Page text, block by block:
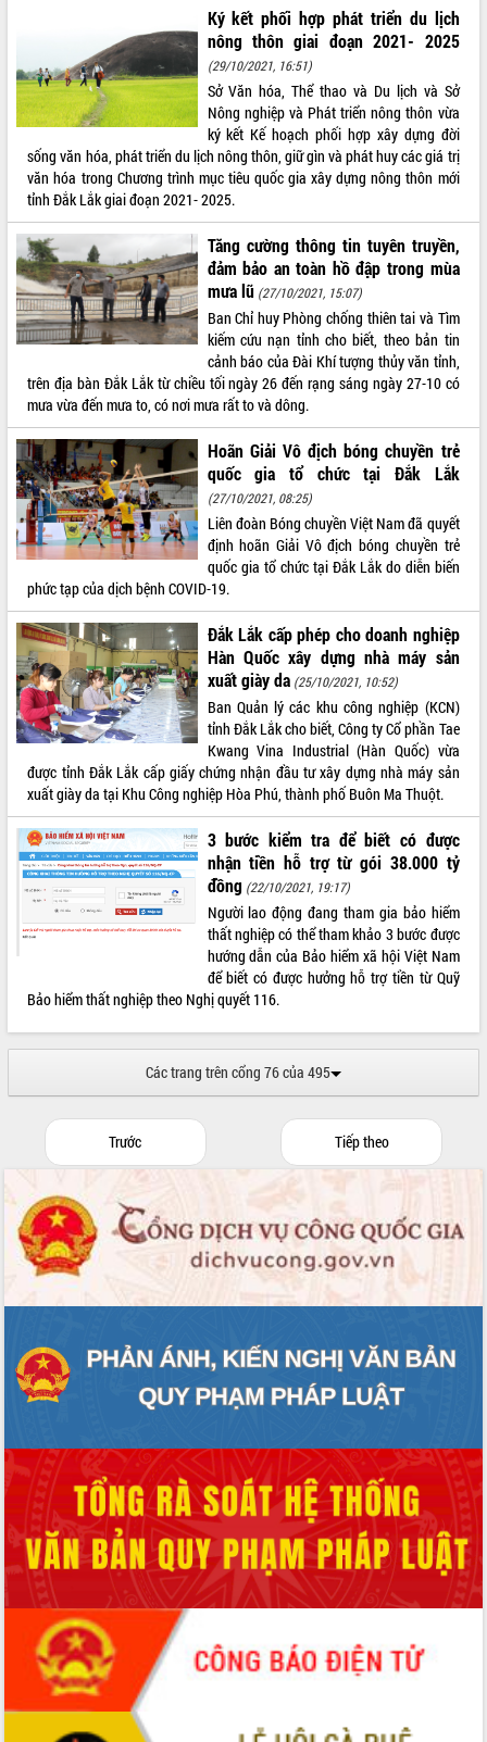
LIÊN KẾT WEB
THỐNG KÊ TRUY CẬP
Hôm nay: 27211
Tất cả: 66112879
Ký kết phối hợp phát triển du lịch
nông thôn giai đoạn 2021- 2025
(29/10/2021, 16:51)
Sở Văn hóa, Thể thao và Du lịch và Sở
Nông nghiệp và Phát triển nông thôn vừa
ký kết Kế hoạch phối hợp xây dựng đời
sống văn hóa, phát triển du lịch nông thôn, giữ gìn và phát huy các giá trị
văn hóa trong Chương trình mục tiêu quốc gia xây dựng nông thôn mới
tỉnh Đắk Lắk giai đoạn 2021- 2025.
Tăng cường thông tin tuyên truyền,
đảm bảo an toàn hồ đập trong mùa
mưa lũ (27/10/2021, 15:07)
Ban Chỉ huy Phòng chống thiên tai và Tìm
kiếm cứu nạn tỉnh cho biết, theo bản tin
cảnh báo của Đài Khí tượng thủy văn tỉnh,
trên địa bàn Đắk Lắk từ chiều tối ngày 26 đến rạng sáng ngày 27-10 có
mưa vừa đến mưa to, có nơi mưa rất to và dông.
Hoãn Giải Vô địch bóng chuyền trẻ
quốc gia tổ chức tại Đắk Lắk
(27/10/2021, 08:25)
Liên đoàn Bóng chuyền Việt Nam đã quyết
định hoãn Giải Vô địch bóng chuyền trẻ
quốc gia tổ chức tại Đắk Lắk do diễn biến
phức tạp của dịch bệnh COVID-19.
Đắk Lắk cấp phép cho doanh nghiệp
Hàn Quốc xây dựng nhà máy sản
xuất giày da (25/10/2021, 10:52)
Ban Quản lý các khu công nghiệp (KCN)
tỉnh Đắk Lắk cho biết, Công ty Cổ phần Tae
Kwang Vina Industrial (Hàn Quốc) vừa
được tỉnh Đắk Lắk cấp giấy chứng nhận đầu tư xây dựng nhà máy sản
xuất giày da tại Khu Công nghiệp Hòa Phú, thành phố Buôn Ma Thuột.
3 bước kiểm tra để biết có được
nhận tiền hỗ trợ từ gói 38.000 tỷ
đồng (22/10/2021, 19:17)
Người lao động đang tham gia bảo hiểm
thất nghiệp có thể tham khảo 3 bước được
hướng dẫn của Bảo hiểm xã hội Việt Nam
để biết có được hưởng hỗ trợ tiền từ Quỹ
Bảo hiểm thất nghiệp theo Nghị quyết 116.
Các trang trên cổng 76 của 495
Trước Tiếp theo